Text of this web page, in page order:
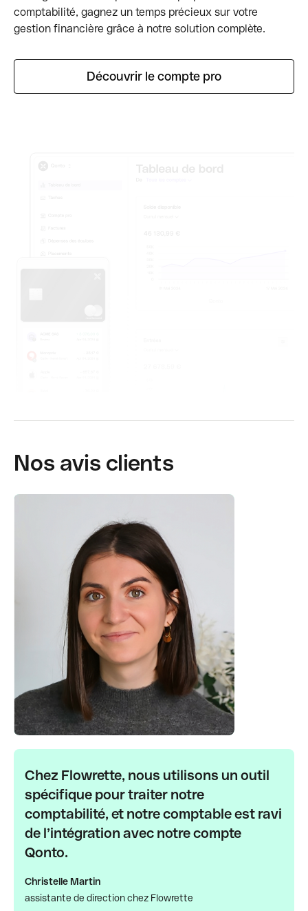
comptabilité, gagnez un temps précieux sur votre
gestion financière grâce à notre solution complète.
Découvrir le compte pro
Nos avis clients
Chez Flowrette, nous utilisons un outil
spécifique pour traiter notre
comptabilité, et notre comptable est ravi
de l’intégration avec notre compte
Qonto.
Christelle Martin
assistante de direction chez Flowrette